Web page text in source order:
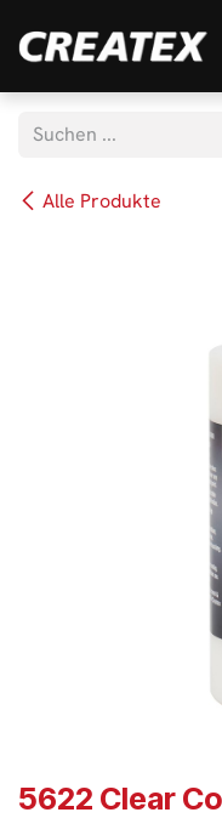
Alle Produkte
5622 Clear